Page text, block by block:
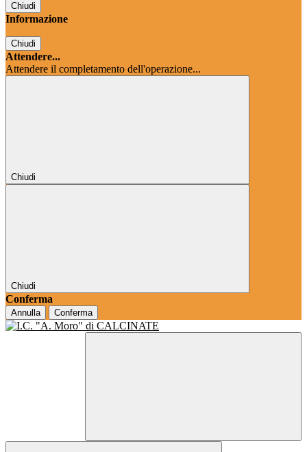
Chiudi
Informazione
Chiudi
Attendere...
Attendere il completamento dell'operazione...
Chiudi
Chiudi
Conferma
Annulla Conferma